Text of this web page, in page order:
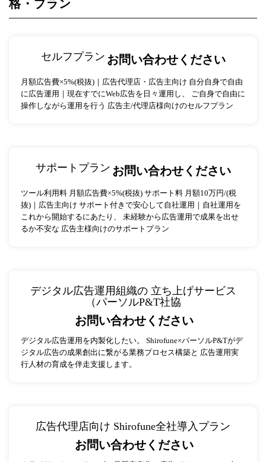
格・プラン
セルフプラン お問い合わせください
月額広告費×5%(税抜)｜広告代理店・広告主向け 自分自身で自由
に広告運用｜現在すでにWeb広告を日々運用し、 ご自身で自由に
操作しながら運用を行う 広告主/代理店様向けのセルフプラン
サポートプラン お問い合わせください
ツール利用料 月額広告費×5%(税抜) サポート料 月額10万円/(税
抜)｜広告主向け サポート付きで安心して自社運用｜自社運用を
これから開始するにあたり、 未経験から広告運用で成果を出せ
るか不安な 広告主様向けのサポートプラン
デジタル広告運用組織の 立ち上げサービス
（パーソルP&T社協
お問い合わせください
デジタル広告運用を内製化したい。 Shirofune×パーソルP&Tがデ
ジタル広告の成果創出に繋がる業務プロセス構築と 広告運用実
行人材の育成を伴走支援します。
広告代理店向け Shirofune全社導入プラン
お問い合わせください